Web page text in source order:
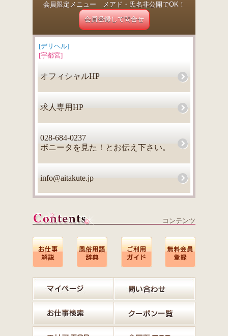
会員限定メニュー メアド・氏名非公開でOK！
会員登録して問合せ
[デリヘル]
[宇都宮]
オフィシャルHP
求人専用HP
028-684-0237
ボニータを見た！とお伝え下さい。
info@aitakute.jp
コンテンツ